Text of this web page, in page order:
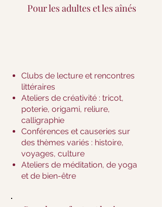
Pour les adultes et les aînés
Clubs de lecture et rencontres
littéraires
Ateliers de créativité : tricot,
poterie, origami, reliure,
calligraphie
Conférences et causeries sur
des thèmes variés : histoire,
voyages, culture
Ateliers de méditation, de yoga
et de bien-être